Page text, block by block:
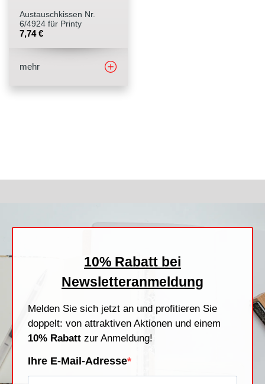
Austauschkissen Nr.
6/4924 für Printy
7,74€
mehr
Stempelfarben
Stempelkissen